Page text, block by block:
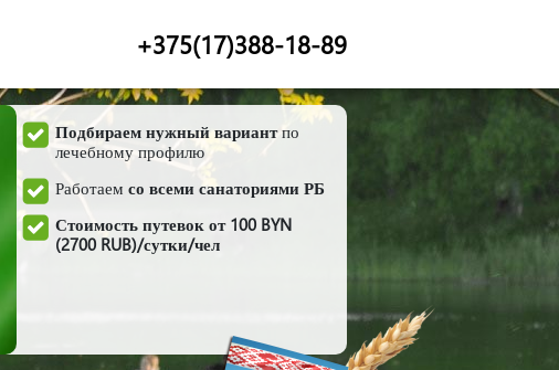
+375(17)388-18-89
Подбираем нужный вариантпо
лечебному профилю
Работаемсо всеми санаториями РБ
Стоимость путевок от 100 BYN
(2700 RUB)/сутки/чел